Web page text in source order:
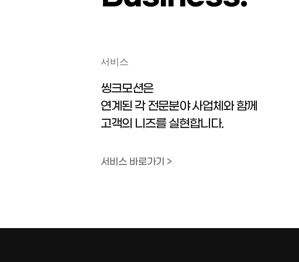
서비스
씽크모션은
연계된 각 전문분야 사업체와 함께
고객의 니즈를 실현합니다.
서비스 바로가기 >